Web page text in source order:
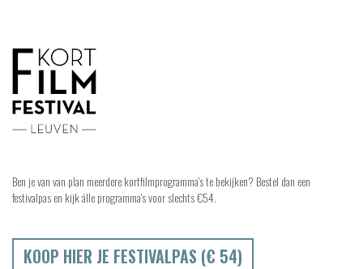
Ben je van van plan meerdere kortfilmprogramma's te bekijken? Bestel dan een
festivalpas en kijk álle programma's voor slechts €54.
KOOP HIER JE FESTIVALPAS (€ 54)